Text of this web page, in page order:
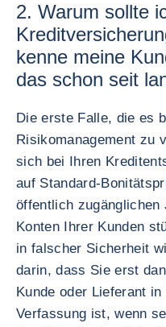
2. Warum sollte
kenne meine
das schon seit
Die erste Falle, die es
Risikomanagement zu
sich bei Ihren
auf Standard-
öffentlich
Konten Ihrer Kunden
in falscher Sicherheit
darin, dass Sie erst
Kunde oder Lieferant
Verfassung ist, wenn